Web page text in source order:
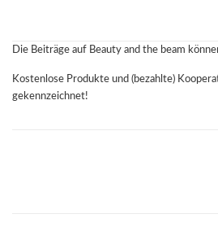
Die Beiträge auf Beauty and the beam
Kostenlose Produkte und (bezahlte)
gekennzeichnet!